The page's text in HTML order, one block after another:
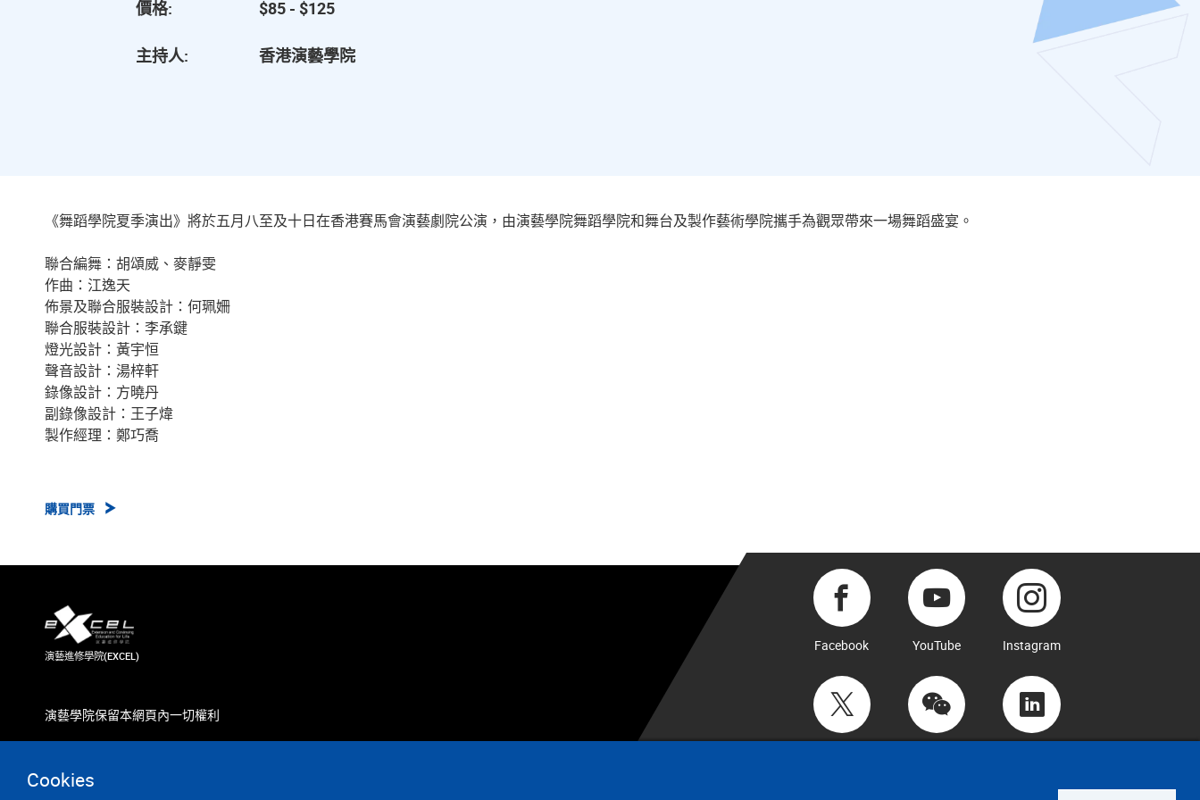
Cookies
價格: $85 - $125
主持人: 香港演藝學院
《舞蹈學院夏季演出》將於五月八至及十日在香港賽馬會演藝劇院公演，由演藝學院舞蹈學院和舞台及製作藝術學院攜手為觀眾帶來一場舞蹈盛宴。
聯合編舞：胡頌威、麥靜雯
作曲：江逸天
佈景及聯合服裝設計：何珮姍
聯合服裝設計：李承鍵
燈光設計：黃宇恒
聲音設計：湯梓軒
錄像設計：方曉丹
副錄像設計：王子煒
製作經理：鄭巧喬
購買門票
演藝進修學院(EXCEL)
演藝學院保留本網頁內一切權利
Facebook YouTube Instagram